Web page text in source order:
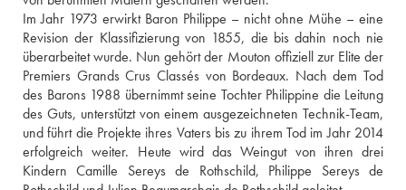
Im Jahr 1973 erwirkt Baron Philippe – nicht ohne Mühe – eine
Revision der Klassifizierung von 1855, die bis dahin noch nie
überarbeitet wurde. Nun gehört der Mouton offiziell zur Elite der
Premiers Grands Crus Classés von Bordeaux. Nach dem Tod
des Barons 1988 übernimmt seine Tochter Philippine die Leitung
des Guts, unterstützt von einem ausgezeichneten Technik-Team,
und führt die Projekte ihres Vaters bis zu ihrem Tod im Jahr 2014
erfolgreich weiter. Heute wird das Weingut von ihren drei
Kindern Camille Sereys de Rothschild, Philippe Sereys de